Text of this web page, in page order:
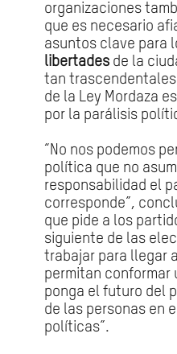
organizaciones
que es necesario
asuntos clave para
libertades de la
tan
de la Ley Mordaza
por la parálisis
“No nos podemos
política que no
responsabilidad el
corresponde”,
que pide a los
siguiente de las
trabajar para llegar
permitan conformar
ponga el futuro del
de las personas en
políticas”.